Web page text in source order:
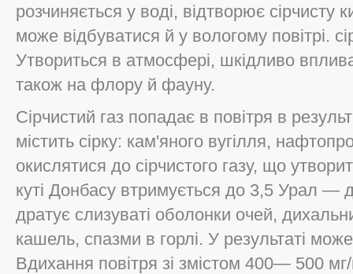
розчиняється у воді, відтворює сірчисту
може відбуватися й у вологому повітрі.
Утвориться в атмосфері, шкідливо
також на флору й фауну.
Сірчистий газ попадає в повітря в
містить сірку: кам'яного вугілля,
окислятися до сірчистого газу, що
куті Донбасу втримується до 3,5 Урал —
дратує слизуваті оболонки очей,
кашель, спазми в горлі. У результаті
Вдихання повітря зі змістом 400— 500